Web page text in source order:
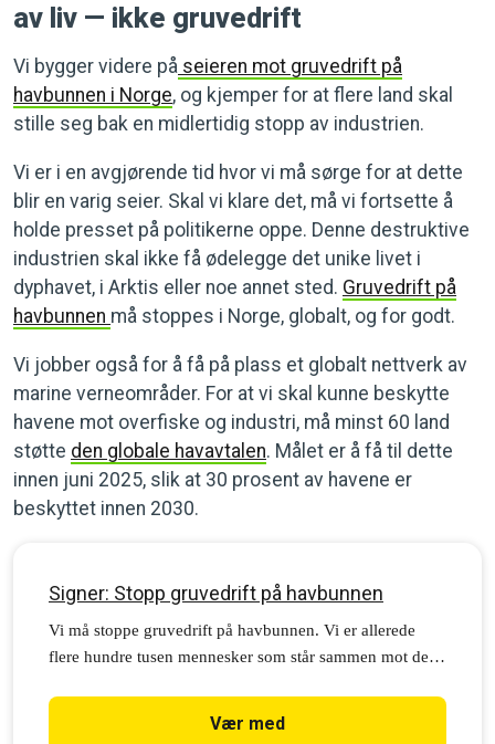
av liv — ikke gruvedrift
Vi bygger videre på seieren mot gruvedrift på
havbunnen i Norge, og kjemper for at flere land skal
stille seg bak en midlertidig stopp av industrien.
Vi er i en avgjørende tid hvor vi må sørge for at dette
blir en varig seier. Skal vi klare det, må vi fortsette å
holde presset på politikerne oppe. Denne destruktive
industrien skal ikke få ødelegge det unike livet i
dyphavet, i Arktis eller noe annet sted. Gruvedrift på
havbunnen må stoppes i Norge, globalt, og for godt.
Vi jobber også for å få på plass et globalt nettverk av
marine verneområder. For at vi skal kunne beskytte
havene mot overfiske og industri, må minst 60 land
støtte den globale havavtalen. Målet er å få til dette
innen juni 2025, slik at 30 prosent av havene er
beskyttet innen 2030.
Signer: Stopp gruvedrift på havbunnen
Vi må stoppe gruvedrift på havbunnen. Vi er allerede
flere hundre tusen mennesker som står sammen mot den
Vær med